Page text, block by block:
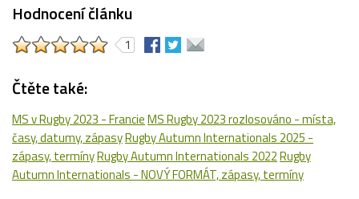
Hodnocení článku
1
Čtěte také:
MS v Rugby 2023 - FrancieMS Rugby 2023 rozlosováno - místa,
časy, datumy, zápasyRugby Autumn Internationals 2025 -
zápasy, termínyRugby Autumn Internationals 2022Rugby
Autumn Internationals - NOVÝ FORMÁT, zápasy, termíny